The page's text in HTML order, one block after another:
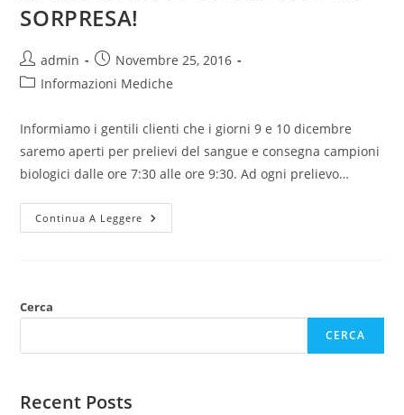
SORPRESA!
admin
Novembre 25, 2016
Informazioni Mediche
Informiamo i gentili clienti che i giorni 9 e 10 dicembre
saremo aperti per prelievi del sangue e consegna campioni
biologici dalle ore 7:30 alle ore 9:30. Ad ogni prelievo…
Continua A Leggere
Cerca
CERCA
Recent Posts